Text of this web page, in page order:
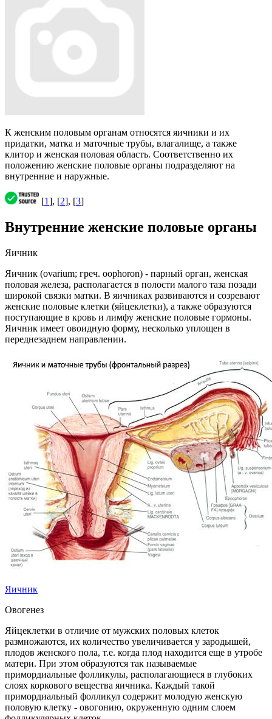
К женским половым органам относятся яичники и их
придатки, матка и маточные трубы, влагалище, а также
клитор и женская половая область. Соответственно их
положению женские половые органы подразделяют на
внутренние и наружные.
[1], [2], [3]
Внутренние женские половые органы
Яичник
Яичник (ovarium; греч. oophoron) - парный орган, женская
половая железа, располагается в полости малого таза позади
широкой связки матки. В яичниках развиваются и созревают
женские половые клетки (яйцеклетки), а также образуются
поступающие в кровь и лимфу женские половые гормоны.
Яичник имеет овоидную форму, несколько уплощен в
переднезаднем направлении.
Яичник
Овогенез
Яйцеклетки в отличие от мужских половых клеток
размножаются, их количество увеличивается у зародышей,
плодов женского пола, т.е. когда плод находится еще в утробе
матери. При этом образуются так называемые
примордиальные фолликулы, располагающиеся в глубоких
слоях коркового вещества яичника. Каждый такой
примордиальный фолликул содержит молодую женскую
половую клетку - овогонию, окруженную одним слоем